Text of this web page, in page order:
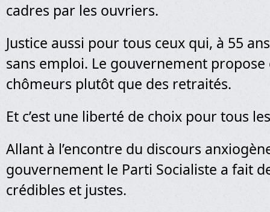
cadres par les ouvriers.
Justice aussi pour tous ceux qui, à 55
sans emploi. Le gouvernement propose
chômeurs plutôt que des retraités.
Et c’est une liberté de choix pour tous
Allant à l’encontre du discours
gouvernement le Parti Socialiste a fait
crédibles et justes.